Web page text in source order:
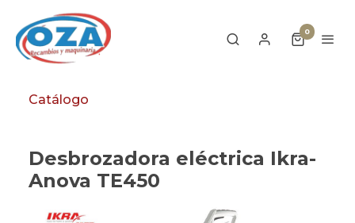
0
Catálogo
Desbrozadora eléctrica Ikra-
Anova TE450